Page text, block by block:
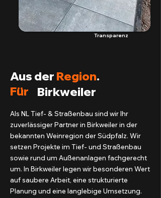
Transparenz
Aus der Region.
Für
Birkweiler
Als NL Tief- & Straßenbau sind wir Ihr
zuverlässiger Partner in Birkweiler in der
bekannten Weinregion der Südpfalz. Wir
setzen Projekte im Tief- und Straßenbau
sowie rund um Außenanlagen fachgerecht
um. In Birkweiler legen wir besonderen Wert
auf saubere Arbeit, eine strukturierte
Planung und eine langlebige Umsetzung.